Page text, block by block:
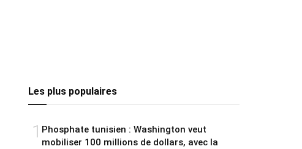
Les plus populaires
1 Phosphate tunisien : Washington veut
mobiliser 100 millions de dollars, avec la